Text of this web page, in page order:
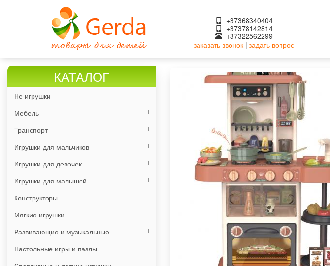
+37368340404
+37378142814
+37322562299
заказать звонок| задать вопрос
КАТАЛОГ
Не игрушки
Мебель
Транспорт
Игрушки для мальчиков
Игрушки для девочек
Игрушки для малышей
Конструкторы
Мягкие игрушки
Развивающие и музыкальные
Настольные игры и пазлы